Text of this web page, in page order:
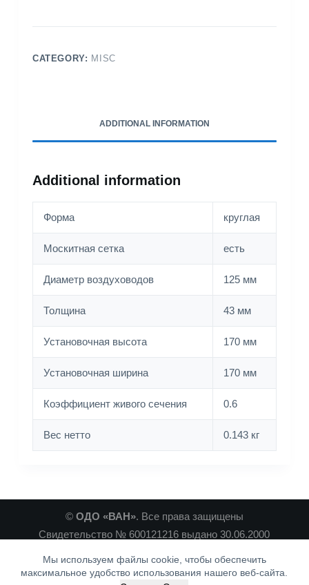
Мы используем файлы cookie, чтобы обеспечить
максимальное удобство использования нашего веб-сайта.
CATEGORY: MISC
ADDITIONAL INFORMATION
Additional information
Форма круглая
Москитная сетка есть
Диаметр воздуховодов 125 мм
Толщина 43 мм
Установочная высота 170 мм
Установочная ширина 170 мм
Коэффициент живого сечения 0.6
Вес нетто 0.143 кг
© ОДО «ВАН». Все права защищены
Свидетельство № 600121216 выдано 30.06.2000
Связаться с нами :)